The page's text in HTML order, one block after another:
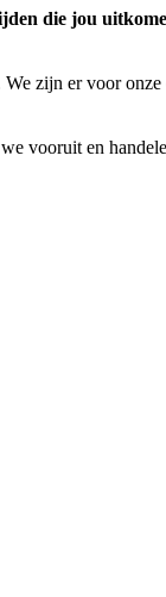
die jou
zijn er voor onze
vooruit en